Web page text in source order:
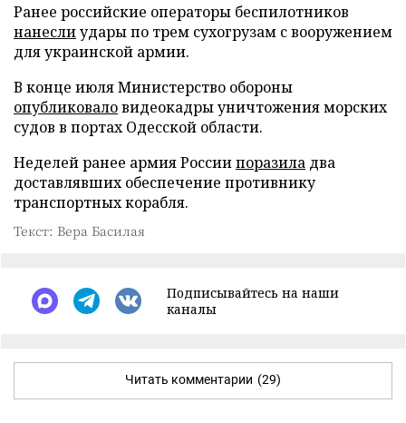
Ранее российские операторы беспилотников
нанеслиудары по трем сухогрузам с вооружением
для украинской армии.
В конце июля Министерство обороны
опубликоваловидеокадры уничтожения морских
судов в портах Одесской области.
Неделей ранее армия Россиипоразила два
доставлявших обеспечение противнику
транспортных корабля.
Текст: Вера Басилая
Подписывайтесь на наши
каналы
Читать комментарии (29)